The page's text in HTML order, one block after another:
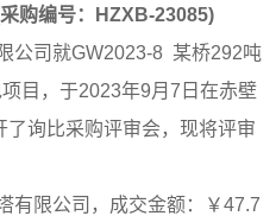
采购编号：HZXB-23085)
公司就GW2023-8 某桥292吨
项目，于2023年9月7日在赤壁
询比采购评审会，现将评审
有限公司，成交金额：￥47.7